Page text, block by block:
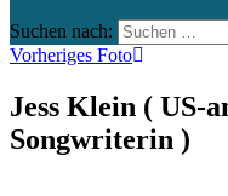
Suchen nach:
Vorheriges Foto
Jess Klein ( US-
Songwriterin )